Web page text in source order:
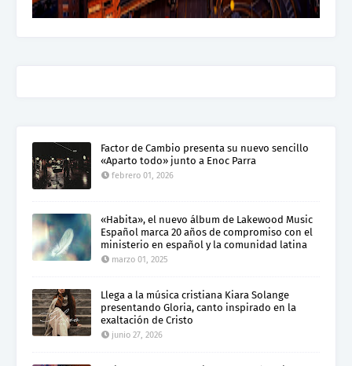
Factor de Cambio presenta su nuevo sencillo
«Aparto todo» junto a Enoc Parra
febrero 01, 2026
«Habita», el nuevo álbum de Lakewood Music
Español marca 20 años de compromiso con el
ministerio en español y la comunidad latina
marzo 01, 2025
Llega a la música cristiana Kiara Solange
presentando Gloria, canto inspirado en la
exaltación de Cristo
junio 27, 2026